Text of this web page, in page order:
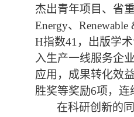
杰出青年项目、省
Energy、 Renewable
H指数41，出版学
入生产一线服务企
应用，成果转化效
胜奖等奖励6项，连
在科研创新的